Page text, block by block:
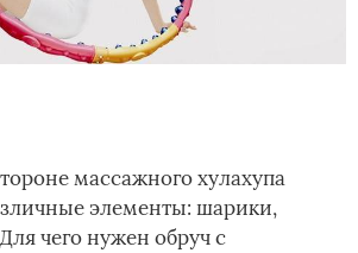
массажного хулахупа
элементы: шарики,
чего нужен обруч с